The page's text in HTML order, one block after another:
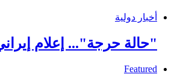
أخبار دولية
"حالة حرجة"... إعلام
Featured